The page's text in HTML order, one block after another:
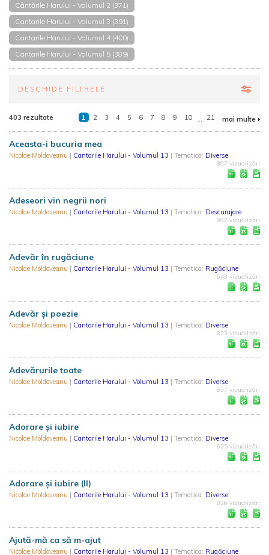
Cântările Harului - Volumul 2 (371)
Cantarile Harului - Volumul 3 (391)
Cantarile Harului - Volumul 4 (400)
Cantarile Harului - Volumul 5 (389)
DESCHIDE FILTRELE
403 rezultate 1 2 3 4 5 6 7 8 9 10 ... 21 mai multe
Aceasta-i bucuria mea
Nicolae Moldoveanu | Cantarile Harului - Volumul 13 | Tematica: Diverse
807 vizualizări
Adeseori vin negrii nori
Nicolae Moldoveanu | Cantarile Harului - Volumul 13 | Tematica: Descurajare
987 vizualizări
Adevăr în rugăciune
Nicolae Moldoveanu | Cantarile Harului - Volumul 13 | Tematica: Rugăciune
643 vizualizări
Adevăr și poezie
Nicolae Moldoveanu | Cantarile Harului - Volumul 13 | Tematica: Diverse
823 vizualizări
Adevărurile toate
Nicolae Moldoveanu | Cantarile Harului - Volumul 13 | Tematica: Diverse
637 vizualizări
Adorare și iubire
Nicolae Moldoveanu | Cantarile Harului - Volumul 13 | Tematica: Diverse
625 vizualizări
Adorare și iubire (II)
Nicolae Moldoveanu | Cantarile Harului - Volumul 13 | Tematica: Diverse
826 vizualizări
Ajută-mă ca să m-ajut
Nicolae Moldoveanu | Cantarile Harului - Volumul 13 | Tematica: Rugăciune